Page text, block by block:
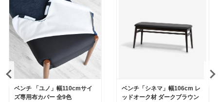
ベンチ 「ユノ」幅110cmサイ
ズ専用布カバー 全9色
ベンチ「シネマ」幅106cm レ
ッドオーク材 ダークブラウン